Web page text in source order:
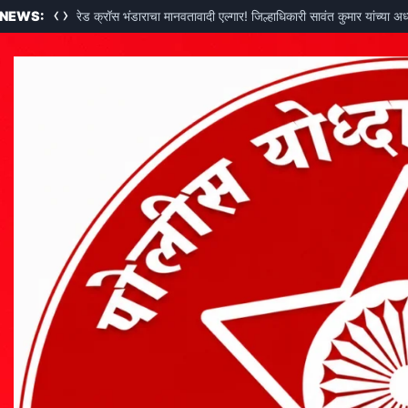
रेड क्रॉस भंडाराचा मानवतावादी एल्गार! जिल्हाधिकारी सावंत कुमार यांच्या
‹›